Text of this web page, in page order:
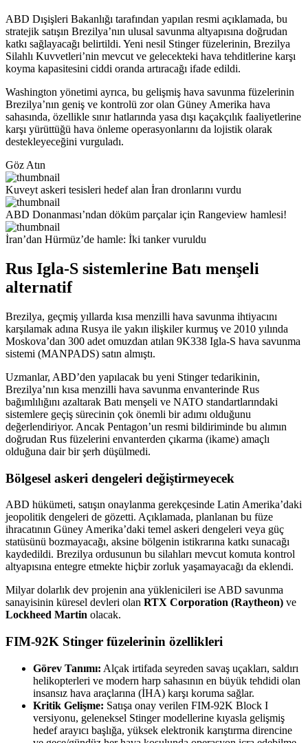
ABD Dışişleri Bakanlığı tarafından yapılan resmi açıklamada, bu
stratejik satışın Brezilya’nın ulusal savunma altyapısına doğrudan
katkı sağlayacağı belirtildi. Yeni nesil Stinger füzelerinin, Brezilya
Silahlı Kuvvetleri’nin mevcut ve gelecekteki hava tehditlerine karşı
koyma kapasitesini ciddi oranda artıracağı ifade edildi.
Washington yönetimi ayrıca, bu gelişmiş hava savunma füzelerinin
Brezilya’nın geniş ve kontrolü zor olan Güney Amerika hava
sahasında, özellikle sınır hatlarında yasa dışı kaçakçılık faaliyetlerine
karşı yürüttüğü hava önleme operasyonlarını da lojistik olarak
destekleyeceğini vurguladı.
Göz Atın
Kuveyt askeri tesisleri hedef alan İran dronlarını vurdu
ABD Donanması’ndan döküm parçalar için Rangeview hamlesi!
İran’dan Hürmüz’de hamle: İki tanker vuruldu
Rus Igla-S sistemlerine Batı menşeli
alternatif
Brezilya, geçmiş yıllarda kısa menzilli hava savunma ihtiyacını
karşılamak adına Rusya ile yakın ilişkiler kurmuş ve 2010 yılında
Moskova’dan 300 adet omuzdan atılan 9K338 Igla-S hava savunma
sistemi (MANPADS) satın almıştı.
Uzmanlar, ABD’den yapılacak bu yeni Stinger tedarikinin,
Brezilya’nın kısa menzilli hava savunma envanterinde Rus
bağımlılığını azaltarak Batı menşeli ve NATO standartlarındaki
sistemlere geçiş sürecinin çok önemli bir adımı olduğunu
değerlendiriyor. Ancak Pentagon’un resmi bildiriminde bu alımın
doğrudan Rus füzelerini envanterden çıkarma (ikame) amaçlı
olduğuna dair bir şerh düşülmedi.
Bölgesel askeri dengeleri değiştirmeyecek
ABD hükümeti, satışın onaylanma gerekçesinde Latin Amerika’daki
jeopolitik dengeleri de gözetti. Açıklamada, planlanan bu füze
ihracatının Güney Amerika’daki temel askeri dengeleri veya güç
statüsünü bozmayacağı, aksine bölgenin istikrarına katkı sunacağı
kaydedildi. Brezilya ordusunun bu silahları mevcut komuta kontrol
altyapısına entegre etmekte hiçbir zorluk yaşamayacağı da eklendi.
Milyar dolarlık dev projenin ana yüklenicileri ise ABD savunma
sanayisinin küresel devleri olan RTX Corporation (Raytheon) ve
Lockheed Martin olacak.
FIM-92K Stinger füzelerinin özellikleri
Görev Tanımı: Alçak irtifada seyreden savaş uçakları, saldırı
helikopterleri ve modern harp sahasının en büyük tehdidi olan
insansız hava araçlarına (İHA) karşı koruma sağlar.
Kritik Gelişme: Satışa onay verilen FIM-92K Block I
versiyonu, geleneksel Stinger modellerine kıyasla gelişmiş
hedef arayıcı başlığa, yüksek elektronik karıştırma direncine